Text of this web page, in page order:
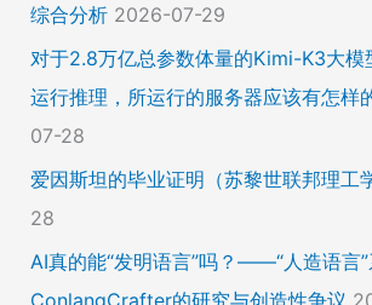
综合分析 2026-07-29
对于2.8万亿总参数体量的Kimi-K3大模
运行推理，所运行的服务器应该有怎样
07-28
爱因斯坦的毕业证明（苏黎世联邦理工
28
AI真的能“发明语言”吗？——“人造语言